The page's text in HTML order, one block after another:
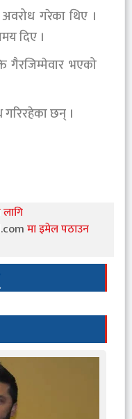
गरेका थिए ।
दिए ।
गैरजिम्मेवार भएको
छन् ।
मा इमेल पठाउन